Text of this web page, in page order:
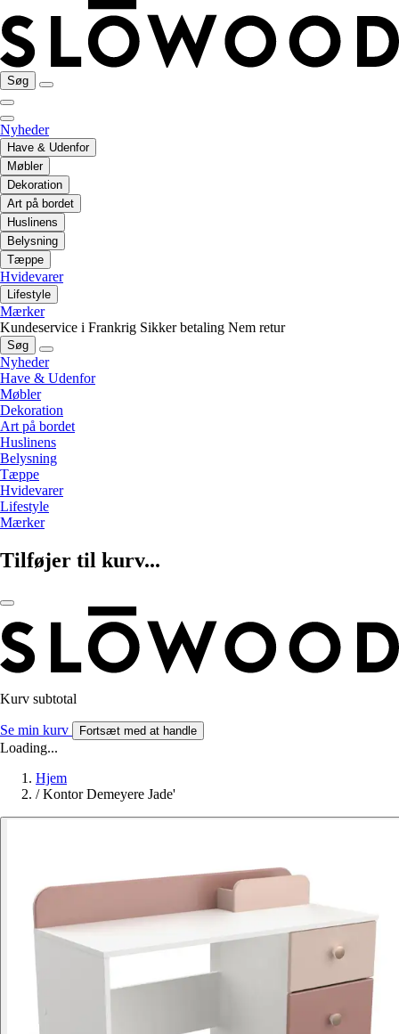
Søg
Nyheder
Have & Udenfor
Møbler
Dekoration
Art på bordet
Huslinens
Belysning
Tæppe
Hvidevarer
Lifestyle
Mærker
Kundeservice i Frankrig Sikker betaling Nem retur
Søg
Nyheder
Have & Udenfor
Møbler
Dekoration
Art på bordet
Huslinens
Belysning
Tæppe
Hvidevarer
Lifestyle
Mærker
Tilføjer til kurv...
Kurv subtotal
Se min kurv Fortsæt med at handle
Loading...
Hjem
/ Kontor Demeyere Jade'